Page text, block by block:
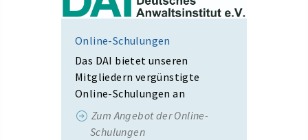
Online-Schulungen
Das DAI bietet unseren
Mitgliedern vergünstigte
Online-Schulungen an
Zum Angebot der Online-
Schulungen